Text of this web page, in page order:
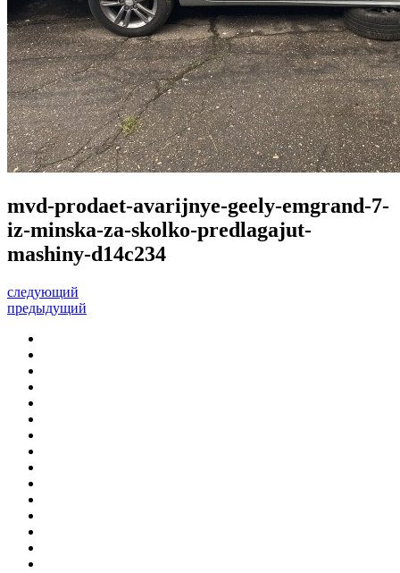
mvd-prodaet-avarijnye-geely-emgrand-7-
iz-minska-za-skolko-predlagajut-
mashiny-d14c234
следующий
предыдущий